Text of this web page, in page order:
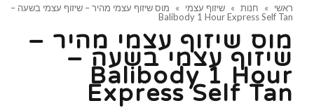
ראשי » חנות » שיזוף עצמי »
מוס שיזוף עצמי מהיר – שיזוף עצמי בשעה –
Balibody 1 Hour Express Self Tan
מוס שיזוף עצמי מהיר –
שיזוף עצמי בשעה –
Balibody 1 Hour
Express Self Tan